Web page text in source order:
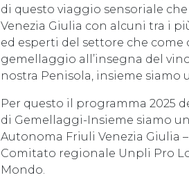
di questo viaggio sensoriale
Venezia Giulia con alcuni tra i
ed esperti del settore che come
gemellaggio all’insegna del
nostra Penisola, insieme siamo
Per questo il programma 2025
di Gemellaggi-Insieme siamo
Autonoma Friuli Venezia Giulia
Comitato regionale Unpli Pro
Mondo.